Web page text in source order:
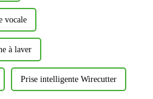
vocale
à laver
Prise intelligente Wirecutter